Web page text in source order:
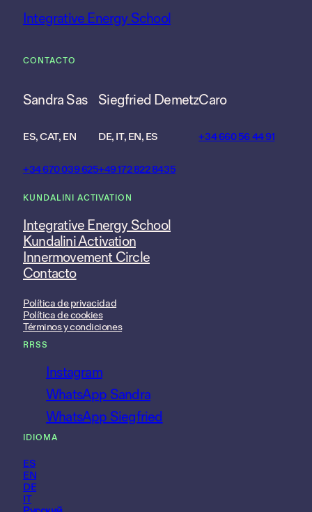
Integrative Energy School
CONTACTO
Sandra Sas
ES, CAT, EN
+34 670 039 625
Siegfried Demetz
DE, IT, EN, ES
+49 172 822 8435
Caro
+34 660 56 44 91
KUNDALINI ACTIVATION
Integrative Energy School
Kundalini Activation
Innermovement Circle
Contacto
Política de privacidad
Política de cookies
Términos y condiciones
RRSS
Instagram
WhatsApp Sandra
WhatsApp Siegfried
IDIOMA
ES
EN
DE
IT